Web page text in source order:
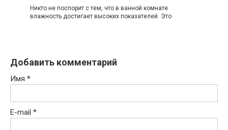
Никто не поспорит с тем, что в ванной комнате
влажность достигает высоких показателей. Это
Добавить комментарий
Имя *
E-mail *